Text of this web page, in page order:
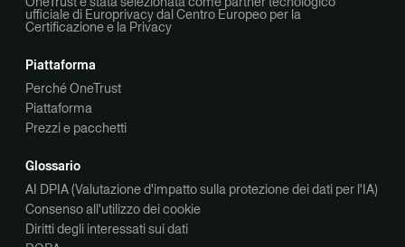
ufficiale di Europrivacy dal Centro Europeo per la
Certificazione e la Privacy
Piattaforma
Perché OneTrust
Piattaforma
Prezzi e pacchetti
Glossario
AI DPIA (Valutazione d'impatto sulla protezione dei dati per l'IA)
Consenso all'utilizzo dei cookie
Diritti degli interessati sui dati